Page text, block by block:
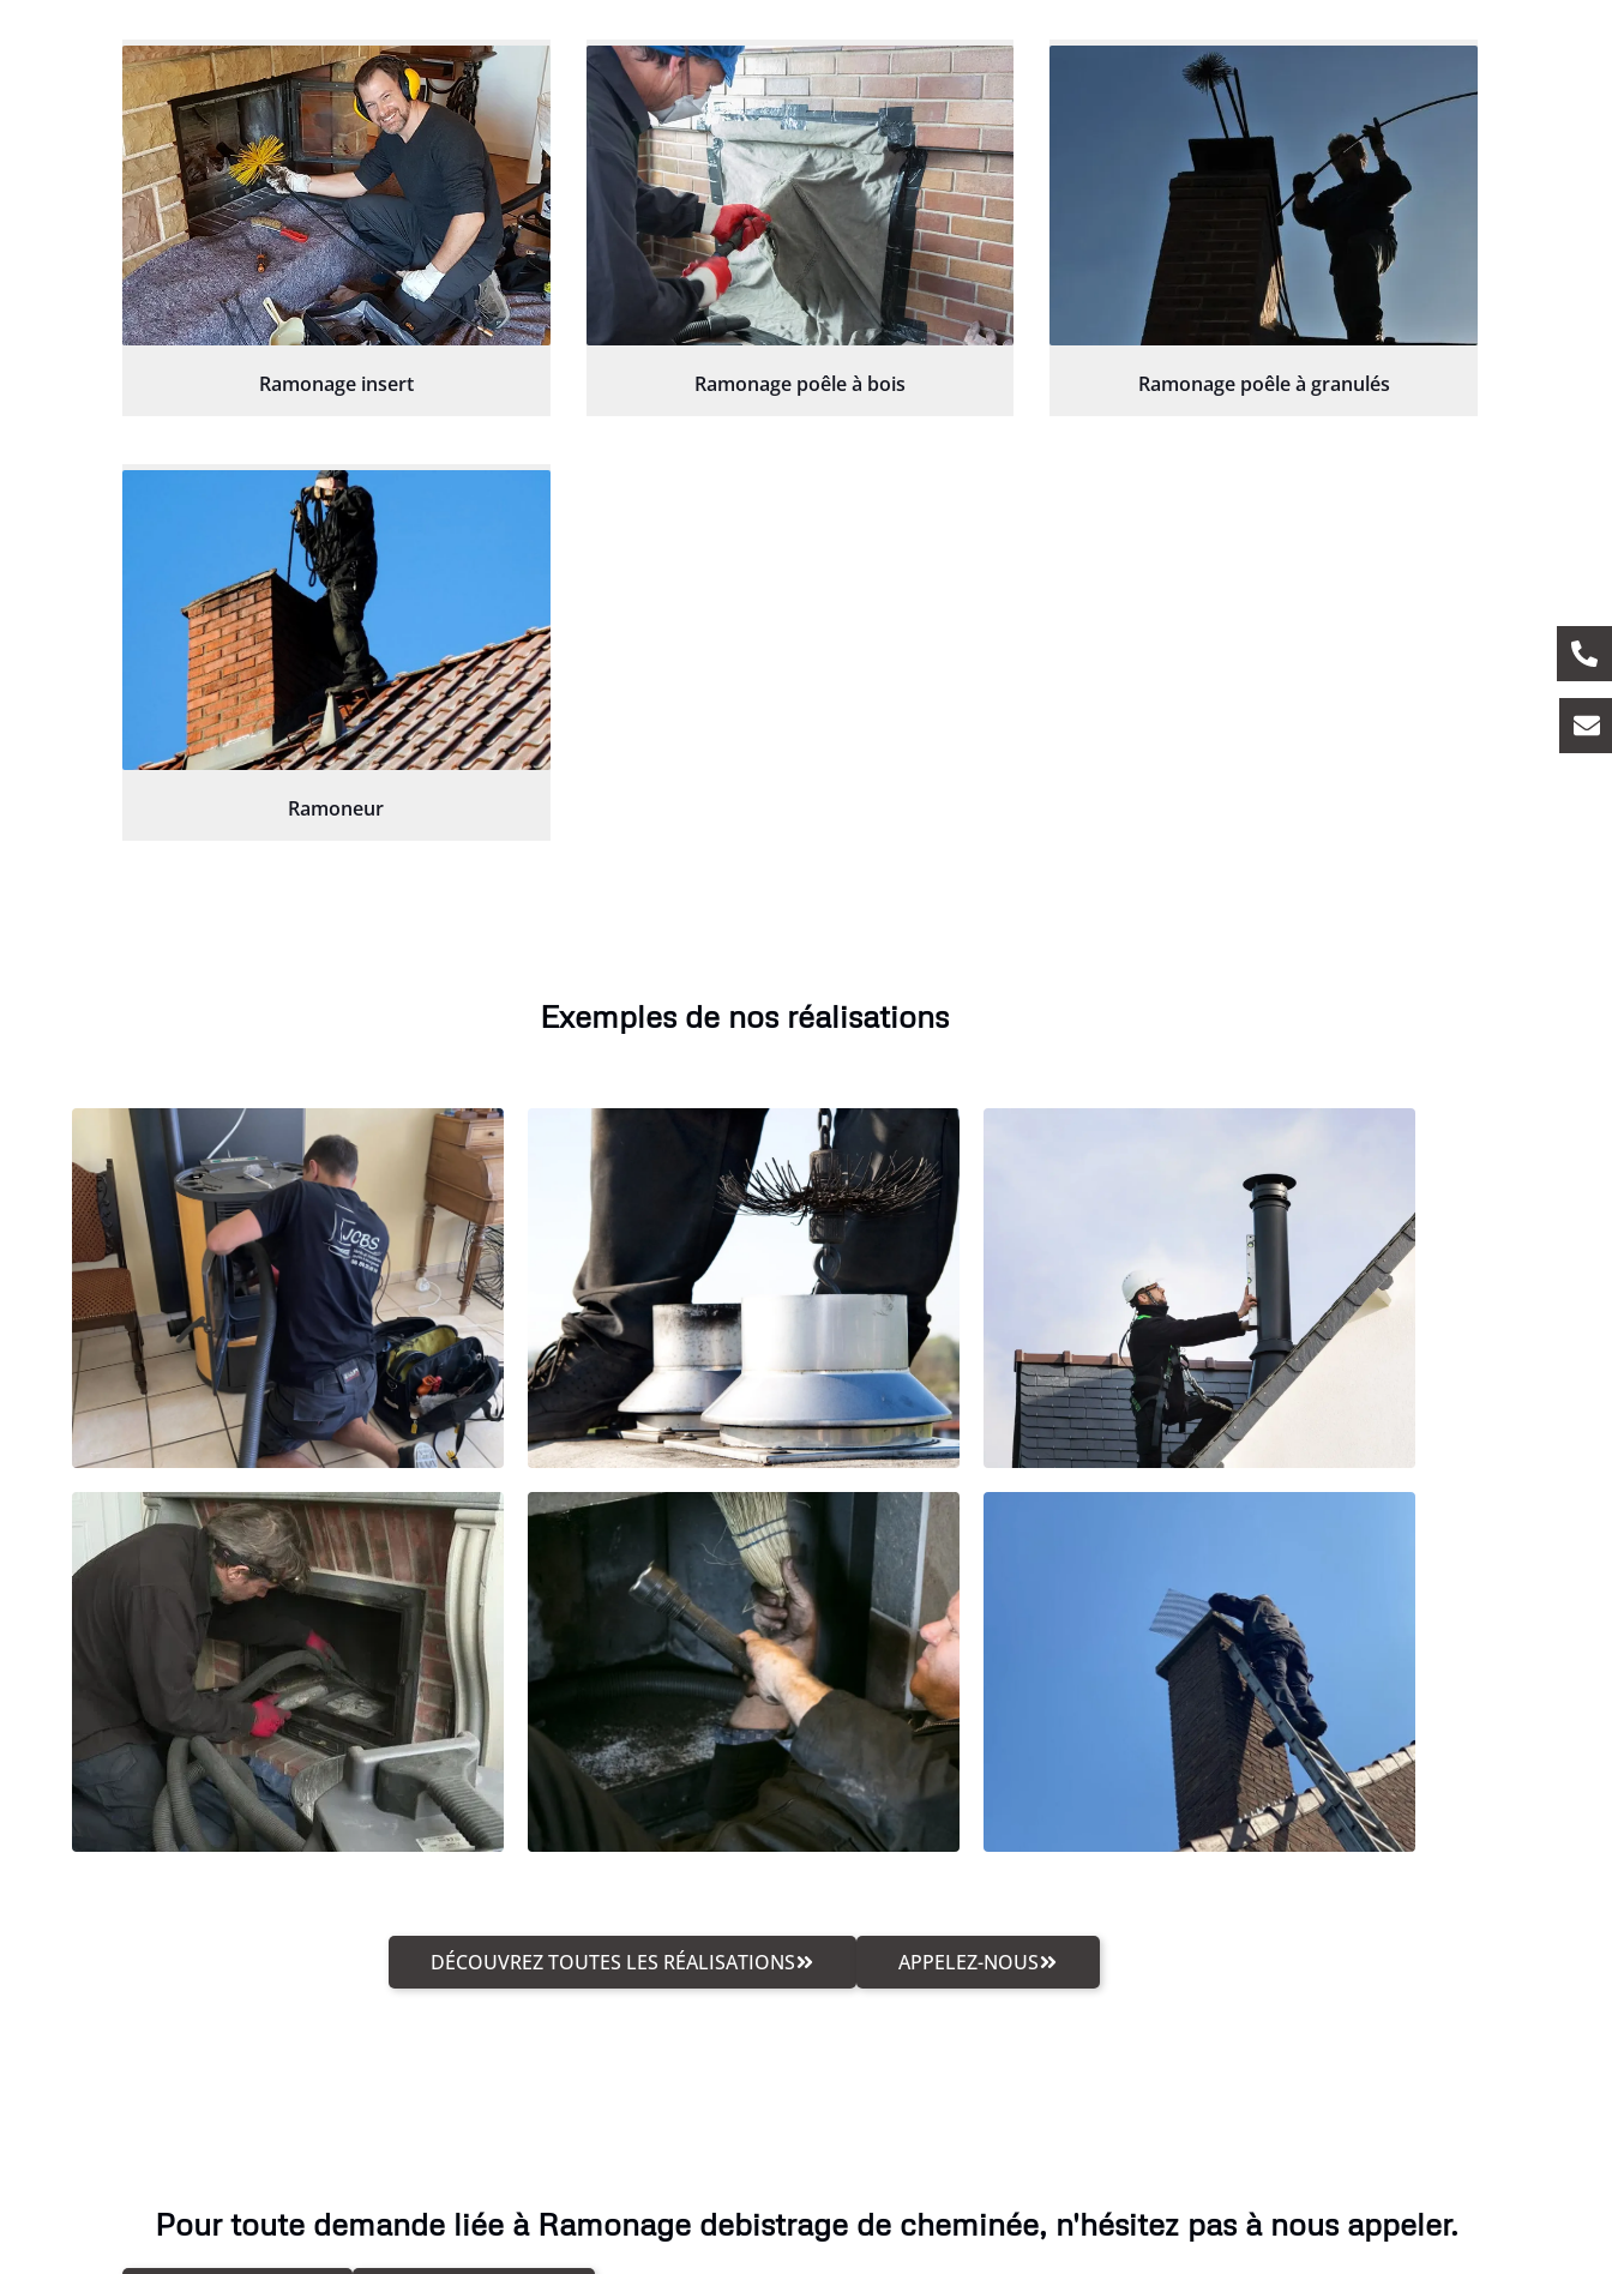
Ramonage insert Ramonage poêle à bois Ramonage poêle à granulés
Ramoneur
Exemples de nos réalisations
DÉCOUVREZ TOUTES LES RÉALISATIONS APPELEZ-NOUS
Pour toute demande liée à Ramonage debistrage de cheminée, n'hésitez pas à nous appeler.